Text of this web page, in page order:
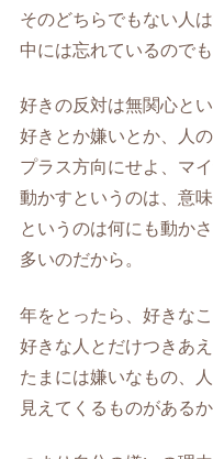
そのどちらでもない人は
中には忘れているので
好きの反対は無関心とい
好きとか嫌いとか、人
プラス方向にせよ、マ
動かすというのは、意
というのは何にも動か
多いのだから。
年をとったら、好きな
好きな人とだけつきあ
たまには嫌いなもの、
見えてくるものがある